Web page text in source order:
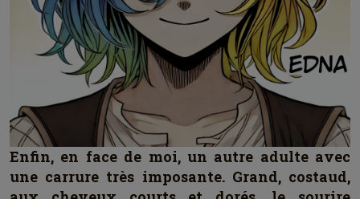
Enfin, en face de moi, un autre adulte avec
une carrure très imposante. Grand, costaud,